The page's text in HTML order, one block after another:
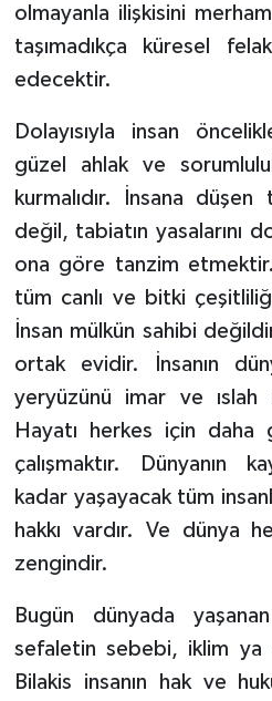
olmayanla ilişkisini
taşımadıkça küresel
edecektir.
Dolayısıyla insan
güzel ahlak ve
kurmalıdır. İnsana
değil, tabiatın yasalarını
ona göre tanzim
tüm canlı ve bitki
İnsan mülkün sahibi
ortak evidir. İnsanın
yeryüzünü imar ve
Hayatı herkes için
çalışmaktır. Dünyanın
kadar yaşayacak tüm
hakkı vardır. Ve dünya
zengindir.
Bugün dünyada
sefaletin sebebi, iklim
Bilakis insanın hak ve
Zonguldak Müftülüğü